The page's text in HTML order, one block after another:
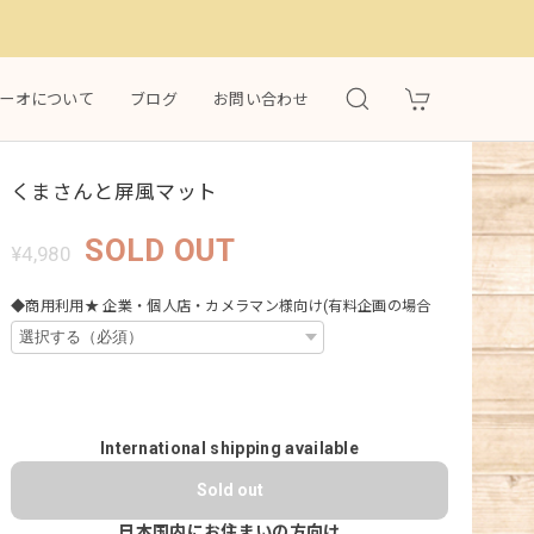
オについて ブログ お問い合わせ
くまさんと屏風マット
¥4,980 SOLD OUT
◆商用利用★ 企業・個人店・カメラマン様向け(有料企画の場合
International shipping available
Sold out